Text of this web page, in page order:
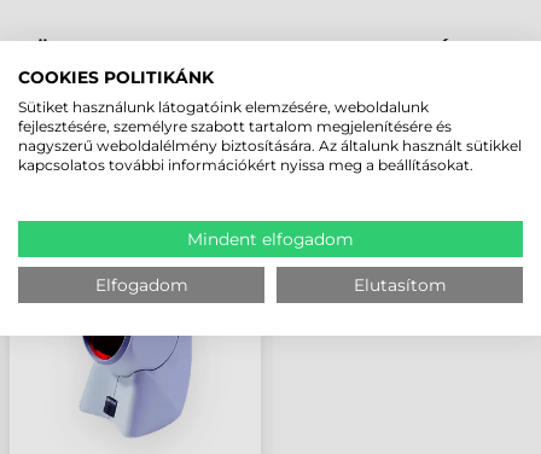
LEGUTÓBB MEGTEKINTETT TERMÉKEK
ORBIT
VONALKÓDOLVASÓ
COOKIES POLITIKÁNK
Sütiket használunk látogatóink elemzésére, weboldalunk
fejlesztésére, személyre szabott tartalom megjelenítésére és
nagyszerű weboldalélmény biztosítására. Az általunk használt sütikkel
kapcsolatos további információkért nyissa meg a beállításokat.
Mindent elfogadom
Elfogadom Elutasítom